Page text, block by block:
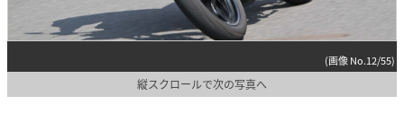
(画像 No.12/55)
縦スクロールで次の写真へ